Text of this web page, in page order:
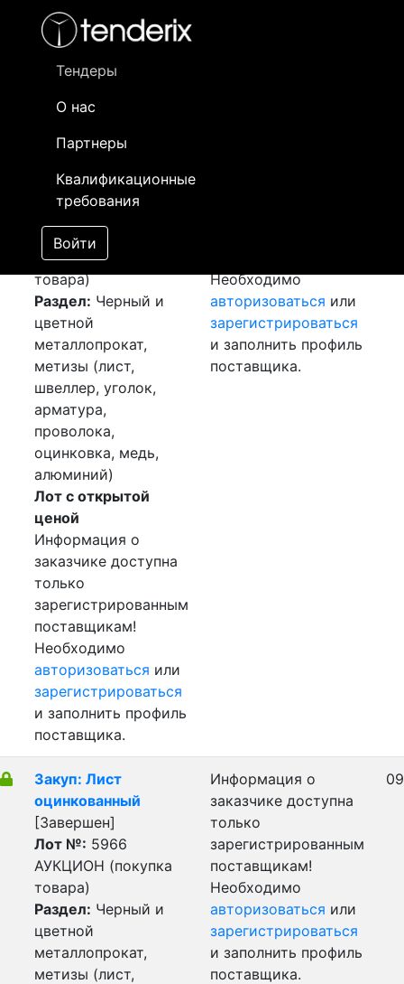
Тендеры
О нас
Партнеры
Квалификационные
требования
Войти
- активный лот
- сохраненный лот (не опубликован)
Закуп:
Металлопрокат
[Завершен]
Лот №:5968
АУКЦИОН (покупка
товара)
Раздел: Черный и
цветной
металлопрокат,
метизы (лист,
швеллер, уголок,
арматура,
проволока,
оцинковка, медь,
алюминий)
Лот с открытой
ценой
Информация о
заказчике доступна
только
зарегистрированным
поставщикам!
Необходимо
авторизоваться или
зарегистрироваться
и заполнить профиль
поставщика.
Необходимо
авторизоваться или
зарегистрироваться
и заполнить профиль
поставщика.
Закуп: Лист
оцинкованный
[Завершен]
Лот №: 5966
АУКЦИОН (покупка
товара)
Раздел: Черный и
цветной
металлопрокат,
метизы (лист,
Информация о
заказчике доступна
только
зарегистрированным
поставщикам!
Необходимо
авторизоваться или
зарегистрироваться
и заполнить профиль
поставщика.